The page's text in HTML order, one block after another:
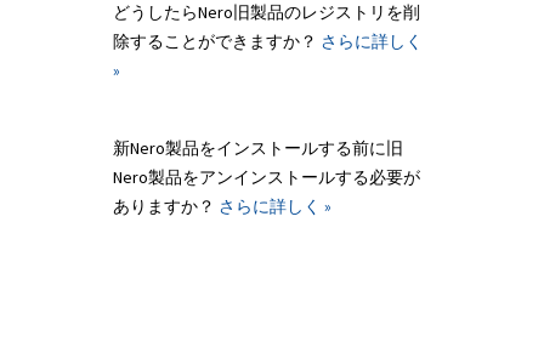
どうしたらNero旧製品のレジストリを削
除することができますか？ さらに詳しく
»
新Nero製品をインストールする前に旧
Nero製品をアンインストールする必要が
ありますか？ さらに詳しく »